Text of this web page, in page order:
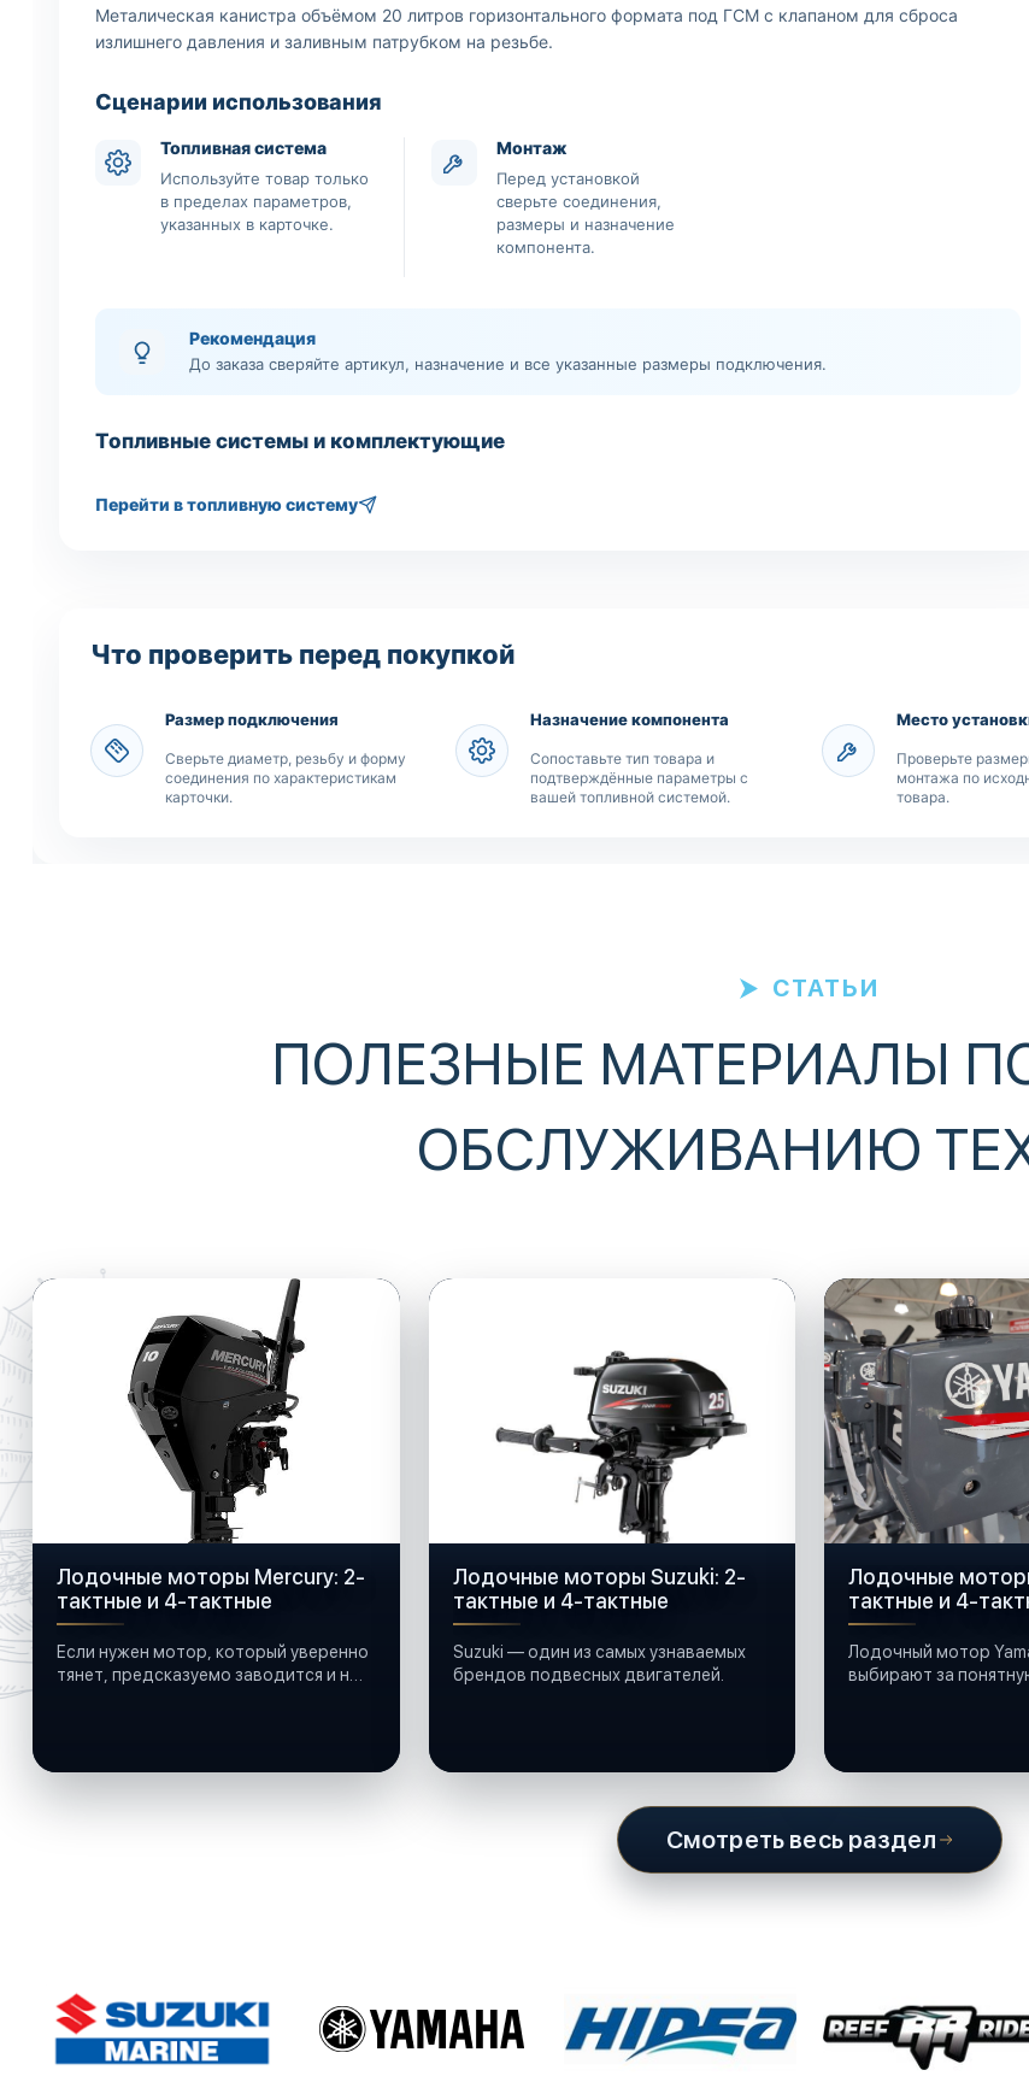
Металическая канистра объёмом 20 литров горизонтального формата под ГСМ с клапаном для сброса
излишнего давления и заливным патрубком на резьбе.
Сценарии использования
Топливная система
Используйте товар только
в пределах параметров,
указанных в карточке.
Монтаж
Перед установкой
сверьте соединения,
размеры и назначение
компонента.
Рекомендация
До заказа сверяйте артикул, назначение и все указанные размеры подключения.
Топливные системы и комплектующие
Перейти в топливную систему
Что проверить перед покупкой
Размер подключения
Сверьте диаметр, резьбу и форму
соединения по характеристикам
карточки.
Назначение компонента
Сопоставьте тип товара и
подтверждённые параметры с
вашей топливной системой.
Место
Проверьте
монтажа по
товара.
СТАТЬИ
ПОЛЕЗНЫЕ МАТЕРИАЛЫ
ОБСЛУЖИВАНИЮ
Лодочные моторы Mercury: 2-
тактные и 4-тактные
Если нужен мотор, который уверенно
тянет, предсказуемо заводится и не
Лодочные моторы Suzuki: 2-
тактные и 4-тактные
Suzuki — один из самых узнаваемых
брендов подвесных двигателей.
Лодочные
тактные и 4-
Лодочный мотор
выбирают за
Смотреть весь раздел